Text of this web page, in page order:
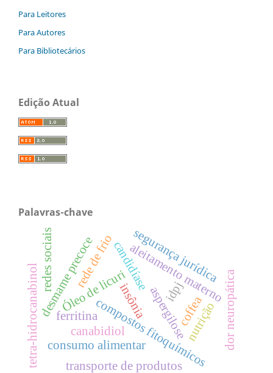
Para Leitores
Para Autores
Para Bibliotecários
Edição Atual
Palavras-chave
candidíase
aspergilose
Óleo de licuri
compostos fitoquímicos
aleitamento materno
desmame precoce dor neuropática
canabidiol
tetra-hidrocanabinol
redes sociais
insônia
consumo alimentar
rede de frio
transporte de produtos
nutrição
coffea
segurança jurídica
idpj
ferritina